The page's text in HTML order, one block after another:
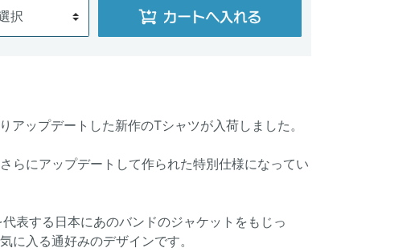
アップデートした新作のTシャツが入荷しました。
らにアップデートして作られた特別仕様になってい
表する日本にあのバンドのジャケットをもじっ
に入る通好みのデザインです。